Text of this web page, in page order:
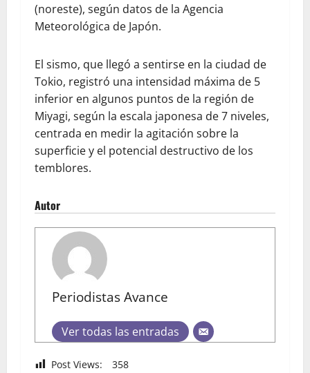
(noreste), según datos de la Agencia
Meteorológica de Japón.
El sismo, que llegó a sentirse en la ciudad de
Tokio, registró una intensidad máxima de 5
inferior en algunos puntos de la región de
Miyagi, según la escala japonesa de 7 niveles,
centrada en medir la agitación sobre la
superficie y el potencial destructivo de los
temblores.
Autor
Periodistas Avance
Ver todas las entradas
Post Views: 358